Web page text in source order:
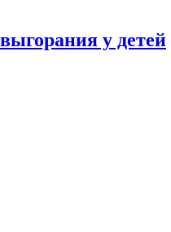
у детей